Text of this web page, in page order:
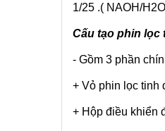
1/25 .( NAOH/
Cấu tạo phin lọc
- Gồm 3 phần
+ Vỏ phin lọc tinh
+ Hộp điều khiển